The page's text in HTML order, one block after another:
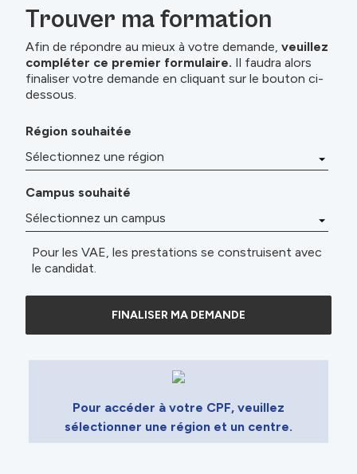
Trouver ma formation
Afin de répondre au mieux à votre demande, veuillez
compléter ce premier formulaire. Il faudra alors
finaliser votre demande en cliquant sur le bouton ci-
dessous.
Région souhaitée
Campus souhaité
Pour les VAE, les prestations se construisent avec
le candidat.
FINALISER MA DEMANDE
Pour accéder à votre CPF, veuillez
sélectionner une région et un centre.